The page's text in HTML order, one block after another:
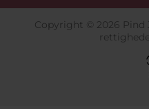
Copyright © 2026 Pind